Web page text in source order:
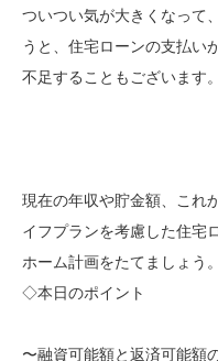
ついつい気が大きくなって
うと、住宅ローンの支払い
不足することもございます。
現在の年収や貯金額、これ
イフプランを考慮した住宅
ホーム計画をたてましょう。
◇本日のポイント
〜融資可能額と返済可能額